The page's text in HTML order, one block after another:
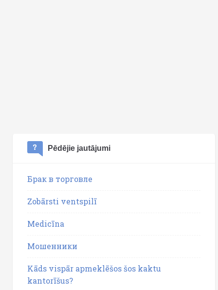
Pēdējie jautājumi
Брак в торговле
Zobārsti ventspilī
Medicīna
Мошенники
Kāds vispār apmeklēšos šos kaktu
kantorīšus?